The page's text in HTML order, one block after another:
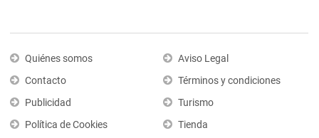
Quiénes somos
Contacto
Publicidad
Política de Cookies
Aviso Legal
Términos y condiciones
Turismo
Tienda